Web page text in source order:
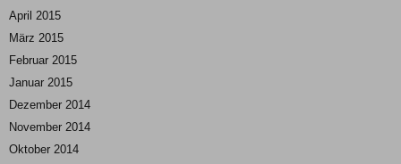
April 2015
März 2015
Februar 2015
Januar 2015
Dezember 2014
November 2014
Oktober 2014